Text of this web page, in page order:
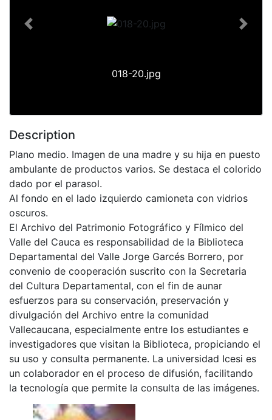
018-20.jpg
Previous Next
Description
Plano medio. Imagen de una madre y su hija en puesto
ambulante de productos varios. Se destaca el colorido
dado por el parasol.
Al fondo en el lado izquierdo camioneta con vidrios
oscuros.
El Archivo del Patrimonio Fotográfico y Fílmico del
Valle del Cauca es responsabilidad de la Biblioteca
Departamental del Valle Jorge Garcés Borrero, por
convenio de cooperación suscrito con la Secretaria
del Cultura Departamental, con el fin de aunar
esfuerzos para su conservación, preservación y
divulgación del Archivo entre la comunidad
Vallecaucana, especialmente entre los estudiantes e
investigadores que visitan la Biblioteca, propiciando el
su uso y consulta permanente. La universidad Icesi es
un colaborador en el proceso de difusión, facilitando
la tecnología que permite la consulta de las imágenes.